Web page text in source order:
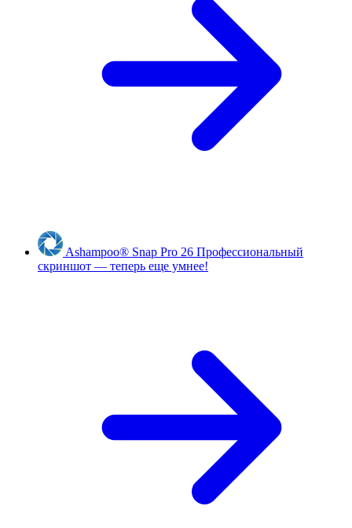
Ashampoo® Snap Pro 26 Профессиональный
скриншот — теперь еще умнее!